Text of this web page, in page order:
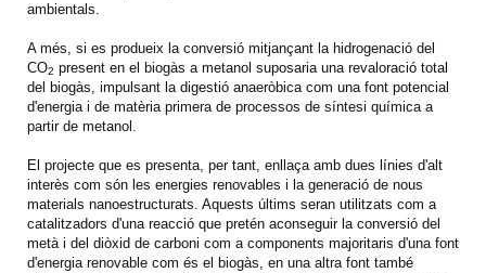
ambientals.
A més, si es produeix la conversió mitjançant la hidrogenació del
CO2 present en el biogàs a metanol suposaria una revaloració total
del biogàs, impulsant la digestió anaeròbica com una font potencial
d'energia i de matèria primera de processos de síntesi química a
partir de metanol.
El projecte que es presenta, per tant, enllaça amb dues línies d'alt
interès com són les energies renovables i la generació de nous
materials nanoestructurats. Aquests últims seran utilitzats com a
catalitzadors d'una reacció que pretén aconseguir la conversió del
metà i del diòxid de carboni com a components majoritaris d'una font
d'energia renovable com és el biogàs, en una altra font també